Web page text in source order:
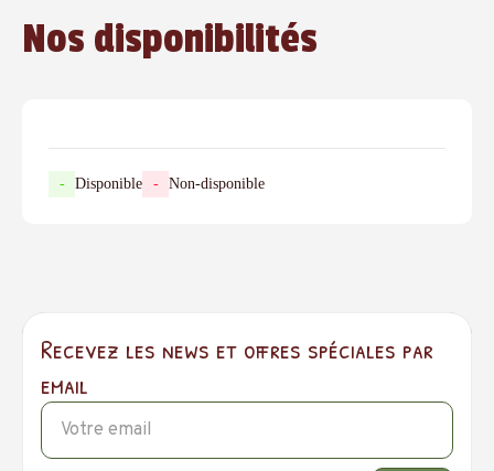
Nos disponibilités
- Disponible - Non-disponible
Recevez les news et offres spéciales par
email